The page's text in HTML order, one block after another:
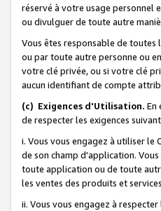
réservé à votre usage personnel
ou divulguer de toute autre
Vous êtes responsable de toutes
ou par toute autre personne ou
votre clé privée, ou si votre clé
aucun identifiant de compte
(c) Exigences d'Utilisation. En
de respecter les exigences
i. Vous vous engagez à utiliser le
de son champ d'application. Vous
toute application ou de toute
les ventes des produits et
ii. Vous vous engagez à